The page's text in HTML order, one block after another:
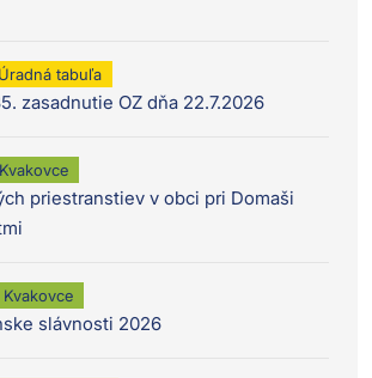
Úradná tabuľa
zasadnutie OZ dňa 22.7.2026
Kvakovce
priestranstiev v obci pri Domaši
Kvakovce
slávnosti 2026